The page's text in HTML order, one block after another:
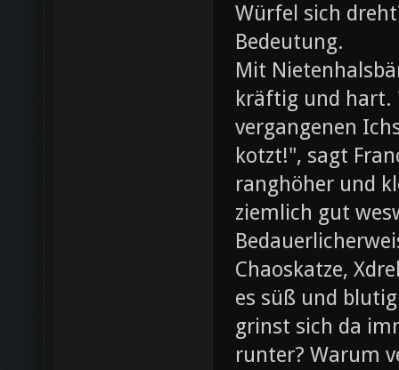
Würfel sich
Bedeutung.
Mit
kräftig und hart.
vergangenen
kotzt!", sagt
ranghöher und
ziemlich gut
Chaoskatze,
es süß und
grinst sich da
runter? Warum